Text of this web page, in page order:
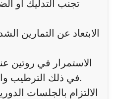
تجنب التدليك أو
الابتعاد عن التمارين
الاستمرار في روتين
في ذلك الترطيب واستخدام واقي الشمس.
الالتزام بالجلسات